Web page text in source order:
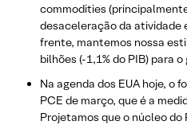
commodities
desaceleração da atividade
frente, mantemos nossa
bilhões (-1,1% do PIB) para
Na agenda dos EUA hoje, o
PCE de março, que é a
Projetamos que o núcleo do